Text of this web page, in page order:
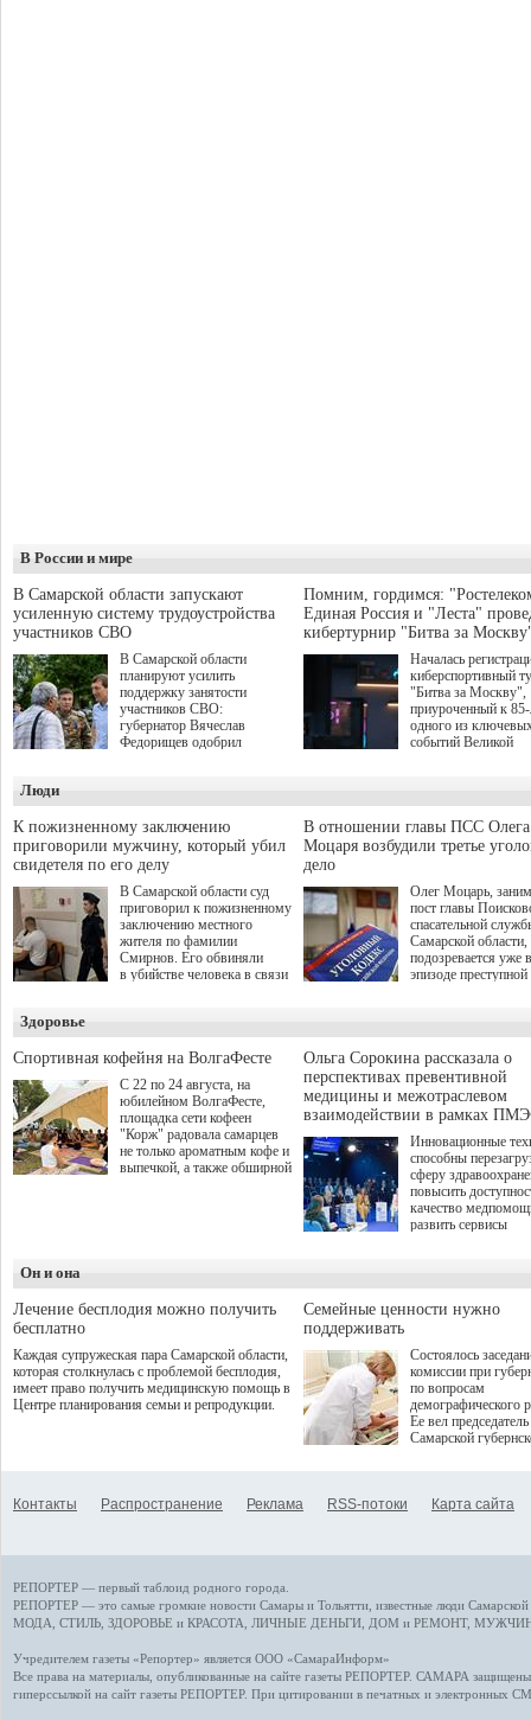
В России и мире
В Самарской области запускают
усиленную систему трудоустройства
участников СВО
В Самарской области
планируют усилить
поддержку занятости
участников СВО:
губернатор Вячеслав
Федорищев одобрил
Живайкина, направленные
на трудоустройство и более
спокойную адаптацию к
мирной жизни.
Помним, гордимся:
Единая Россия и "Леста"
кибертурнир "Битва за
Началась
киберспортивный
"Битва за Москву",
приуроченный к
одного из
событий Великой
игре "Мир танков"
выступили
партия "Единая
игровая студия
Люди
К пожизненному заключению
приговорили мужчину, который убил
свидетеля по его делу
В Самарской области суд
приговорил к пожизненному
заключению местного
жителя по фамилии
Смирнов. Его обвиняли
в убийстве человека в связи
В отношении главы ПСС Олега
Моцаря возбудили третье
дело
Олег Моцарь,
пост главы
спасательной
Самарской области,
подозревается уже
эпизоде преступной
а сам он
Здоровье
Спортивная кофейня на ВолгаФесте
С 22 по 24 августа, на
юбилейном ВолгаФесте,
площадка сети кофеен
"Корж" радовала самарцев
не только ароматным кофе и
выпечкой, а также обширной
Ольга Сорокина рассказала о
перспективах превентивной
медицины и межотраслевом
взаимодействии в рамках
Инновационные
способны
сферу
повысить
качество
развить сервисы
определенными
К ним можно
возникающие при
данными
более динамичного
проникновения
сегмент
отраслевое
рассказала Ольга
ходе сессии
качества жизни" в
ПМЭФ 2025. В
РФ Михаил
представители
Государственной
Он и она
Лечение бесплодия можно получить
бесплатно
Каждая супружеская пара Самарской области,
которая столкнулась с проблемой бесплодия,
имеет право получить медицинскую помощь в
Центре планирования семьи и репродукции.
Семейные ценности нужно
поддерживать
Состоялось
комиссии при
по вопросам
демографического
Ее вел председатель
Самарской
Контакты Распространение Реклама RSS-потоки Карта сайта
РЕПОРТЕР — первый таблоид родного города.
РЕПОРТЕР — это самые громкие новости Самары и Тольятти, известные люди
МОДА, СТИЛЬ ЗДОРОВЬЕ и КРАСОТА ЛИЧНЫЕ ДЕНЬГИ ДОМ и РЕМОНТ,
Учредителем газеты «Репортер» является ООО «СамараИнформ»
Все права на материалы, опубликованные на сайте газеты РЕПОРТЕР. САМАРА защищены.
гиперссылкой на сайт газеты РЕПОРТЕР. При цитировании в печатных и электронных